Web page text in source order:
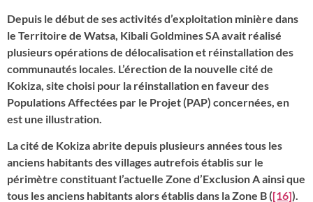
Depuis le début de ses activités d’exploitation minière dans
le Territoire de Watsa, Kibali Goldmines SA avait réalisé
plusieurs opérations de délocalisation et réinstallation des
communautés locales. L’érection de la nouvelle cité de
Kokiza, site choisi pour la réinstallation en faveur des
Populations Affectées par le Projet (PAP) concernées, en
est une illustration.
La cité de Kokiza abrite depuis plusieurs années tous les
anciens habitants des villages autrefois établis sur le
périmètre constituant l’actuelle Zone d’Exclusion A ainsi que
tous les anciens habitants alors établis dans la Zone B ([16]).